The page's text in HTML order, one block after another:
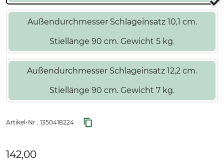
Außendurchmesser Schlageinsatz 10,1 cm.
Stiellänge 90 cm. Gewicht 5 kg.
Außendurchmesser Schlageinsatz 12,2 cm.
Stiellänge 90 cm. Gewicht 7 kg.
Artikel-Nr.: 1350418224
142,00